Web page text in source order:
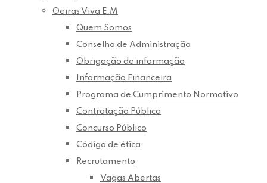
Oeiras Viva E.M
Quem Somos
Conselho de Administração
Obrigação de informação
Informação Financeira
Programa de Cumprimento Normativo
Contratação Pública
Concurso Público
Código de ética
Recrutamento
Vagas Abertas